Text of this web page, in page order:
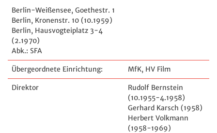
Berlin-Weißensee, Goethestr. 1
Berlin, Kronenstr. 10 (10.1959)
Berlin, Hausvogteiplatz 3-4
(2.1970)
Abk.: SFA
Übergeordnete Einrichtung: MfK, HV Film
Direktor
Rudolf Bernstein
(10.1955-4.1958)
Gerhard Karsch (1958)
Herbert Volkmann
(1958-1969)